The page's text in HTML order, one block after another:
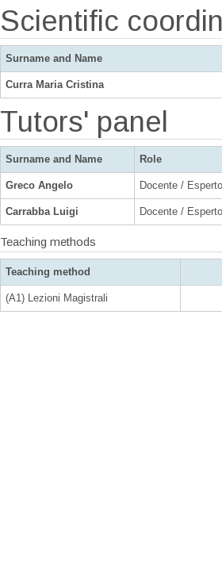
Scientific
Surname and Name
Curra Maria Cristina
Tutors' panel
Surname and Name Role
Greco Angelo Docente /
Carrabba Luigi Docente /
Teaching methods
Teaching method
(A1) Lezioni Magistrali